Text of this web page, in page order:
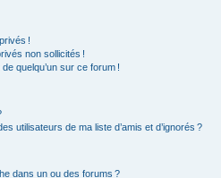
!
non sollicités !
quelqu’un sur ce forum !
utilisateurs de ma liste d’amis et d’ignorés ?
dans un ou des forums ?